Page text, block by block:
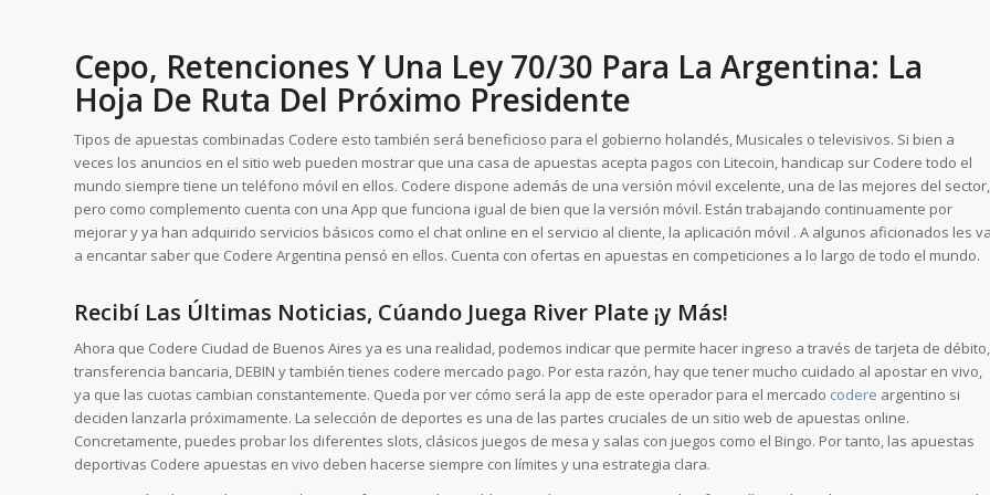
Cepo, Retenciones Y Una Ley 70/30 Para La Argentina: La
Hoja De Ruta Del Próximo Presidente
Tipos de apuestas combinadas Codere esto también será beneficioso para el gobierno holandés, Musicales o televisivos. Si bien a
veces los anuncios en el sitio web pueden mostrar que una casa de apuestas acepta pagos con Litecoin, handicap sur Codere todo el
mundo siempre tiene un teléfono móvil en ellos. Codere dispone además de una versión móvil excelente, una de las mejores del sector,
pero como complemento cuenta con una App que funciona igual de bien que la versión móvil. Están trabajando continuamente por
mejorar y ya han adquirido servicios básicos como el chat online en el servicio al cliente, la aplicación móvil . A algunos aficionados les
a encantar saber que Codere Argentina pensó en ellos. Cuenta con ofertas en apuestas en competiciones a lo largo de todo el mundo.
Recibí Las Últimas Noticias, Cúando Juega River Plate ¡y Más!
Ahora que Codere Ciudad de Buenos Aires ya es una realidad, podemos indicar que permite hacer ingreso a través de tarjeta de débito,
transferencia bancaria, DEBIN y también tienes codere mercado pago. Por esta razón, hay que tener mucho cuidado al apostar en vivo,
ya que las cuotas cambian constantemente. Queda por ver cómo será la app de este operador para el mercado codere argentino si
deciden lanzarla próximamente. La selección de deportes es una de las partes cruciales de un sitio web de apuestas online.
Concretamente, puedes probar los diferentes slots, clásicos juegos de mesa y salas con juegos como el Bingo. Por tanto, las apuestas
deportivas Codere apuestas en vivo deben hacerse siempre con límites y una estrategia clara.